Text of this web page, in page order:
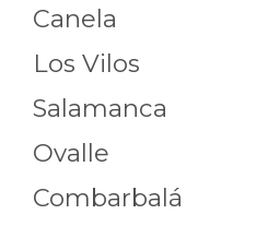
Canela
Los Vilos
Salamanca
Ovalle
Combarbalá